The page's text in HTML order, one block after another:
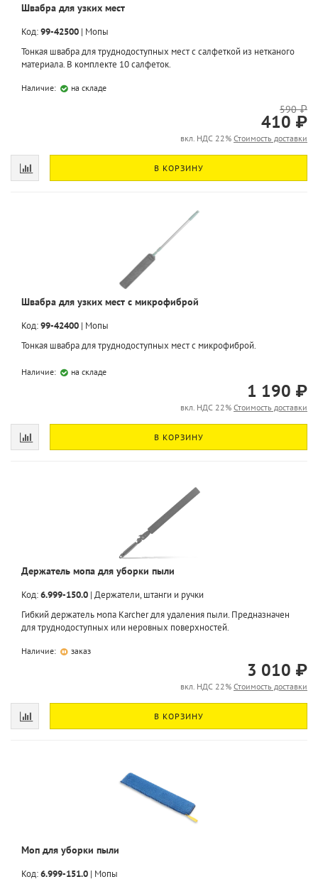
Швабра для узких мест
Код:99-42500 | Мопы
Тонкая швабра для труднодоступных мест с салфеткой из нетканого
материала. В комплекте 10 салфеток.
Наличие: на складе
590 ₽
410 ₽
вкл. НДС 22% Стоимость доставки
В КОРЗИНУ
Швабра для узких мест с микрофиброй
Код:99-42400 | Мопы
Тонкая швабра для труднодоступных мест с микрофиброй.
Наличие: на складе
1 190 ₽
вкл. НДС 22% Стоимость доставки
В КОРЗИНУ
Держатель мопа для уборки пыли
Код:6.999-150.0 | Держатели, штанги и ручки
Гибкий держатель мопа Karcher для удаления пыли. Предназначен
для труднодоступных или неровных поверхностей.
Наличие: заказ
3 010 ₽
вкл. НДС 22% Стоимость доставки
В КОРЗИНУ
Моп для уборки пыли
Код:6.999-151.0 | Мопы